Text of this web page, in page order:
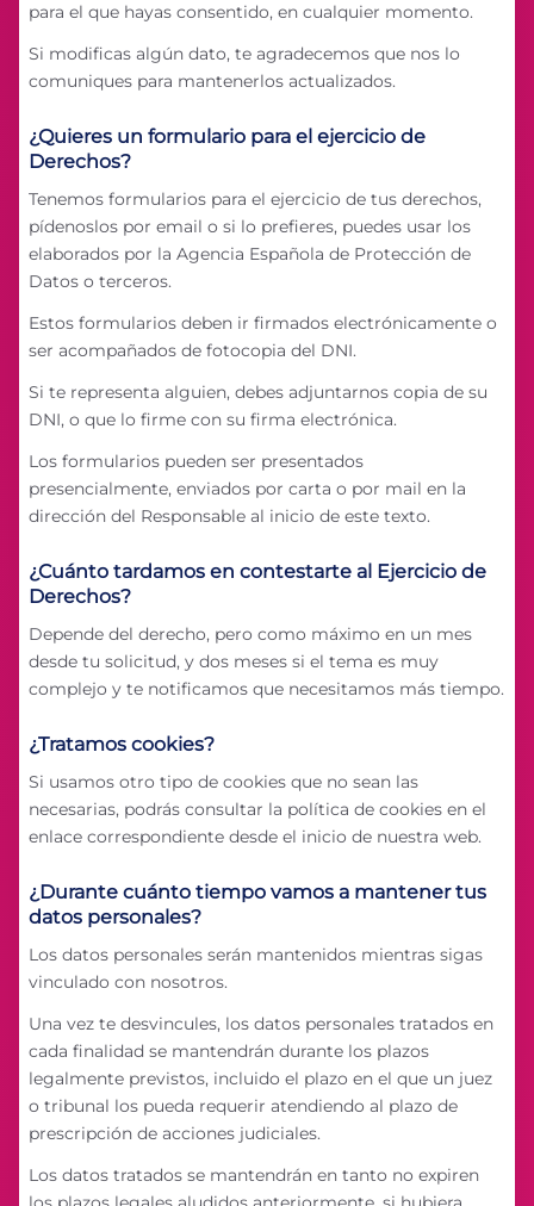
para el que hayas consentido, en cualquier momento.
Si modificas algún dato, te agradecemos que nos lo
comuniques para mantenerlos actualizados.
¿Quieres un formulario para el ejercicio de
Derechos?
Tenemos formularios para el ejercicio de tus derechos,
pídenoslos por email o si lo prefieres, puedes usar los
elaborados por la Agencia Española de Protección de
Datos o terceros.
Estos formularios deben ir firmados electrónicamente o
ser acompañados de fotocopia del DNI.
Si te representa alguien, debes adjuntarnos copia de su
DNI, o que lo firme con su firma electrónica.
Los formularios pueden ser presentados
presencialmente, enviados por carta o por mail en la
dirección del Responsable al inicio de este texto.
¿Cuánto tardamos en contestarte al Ejercicio de
Derechos?
Depende del derecho, pero como máximo en un mes
desde tu solicitud, y dos meses si el tema es muy
complejo y te notificamos que necesitamos más tiempo.
¿Tratamos cookies?
Si usamos otro tipo de cookies que no sean las
necesarias, podrás consultar la política de cookies en el
enlace correspondiente desde el inicio de nuestra web.
¿Durante cuánto tiempo vamos a mantener tus
datos personales?
Los datos personales serán mantenidos mientras sigas
vinculado con nosotros.
Una vez te desvincules, los datos personales tratados en
cada finalidad se mantendrán durante los plazos
legalmente previstos, incluido el plazo en el que un juez
o tribunal los pueda requerir atendiendo al plazo de
prescripción de acciones judiciales.
Los datos tratados se mantendrán en tanto no expiren